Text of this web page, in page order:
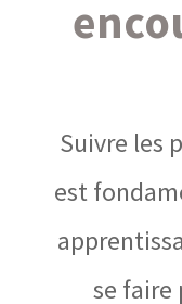
Suivre les
est
se faire